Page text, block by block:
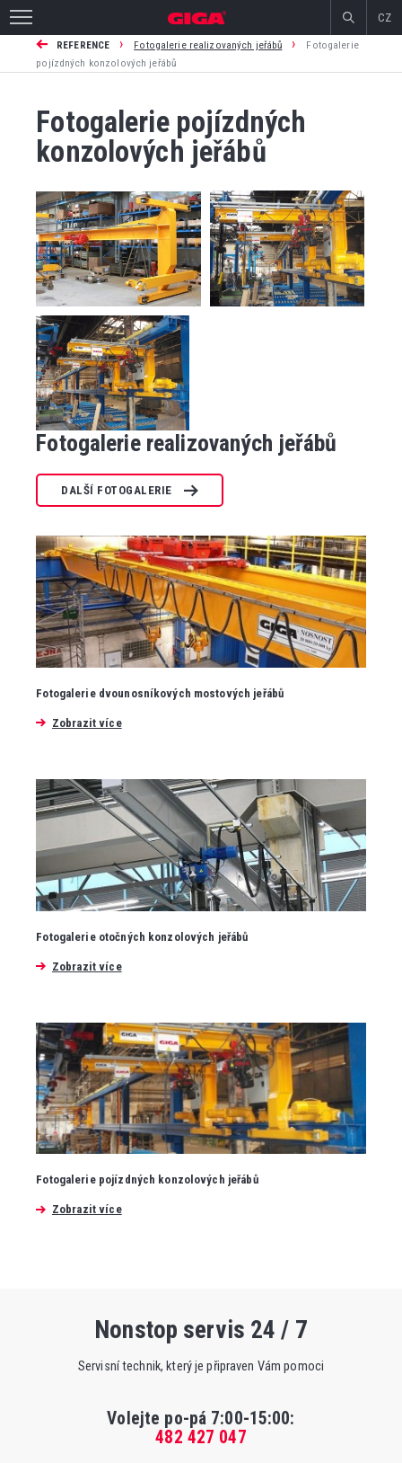
CZ
REFERENCE › Fotogalerie realizovaných jeřábů ›
Fotogalerie
pojízdných konzolových jeřábů
Fotogalerie pojízdných
konzolových jeřábů
Fotogalerie realizovaných jeřábů
DALŠÍ FOTOGALERIE
Fotogalerie dvounosníkových mostových jeřábů
Zobrazit více
Fotogalerie otočných konzolových jeřábů
Zobrazit více
Fotogalerie pojízdných konzolových jeřábů
Zobrazit více
Nonstop servis 24 / 7
Servisní technik, který je připraven Vám pomoci
Volejte po-pá 7:00-15:00:
482 427 047